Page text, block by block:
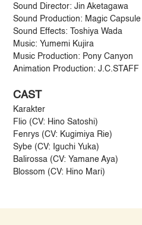
Sound Director: Jin Aketagawa
Sound Production: Magic Capsule
Sound Effects: Toshiya Wada
Music: Yumemi Kujira
Music Production: Pony Canyon
Animation Production: J.C.STAFF
CAST
Karakter
Flio (CV: Hino Satoshi)
Fenrys (CV: Kugimiya Rie)
Sybe (CV: Iguchi Yuka)
Balirossa (CV: Yamane Aya)
Blossom (CV: Hino Mari)